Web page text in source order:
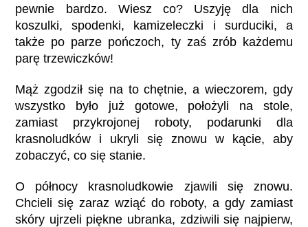
pewnie bardzo. Wiesz co? Uszyję dla nich
koszulki, spodenki, kamizeleczki i surduciki, a
także po parze pończoch, ty zaś zrób każdemu
parę trzewiczków!
Mąż zgodził się na to chętnie, a wieczorem, gdy
wszystko było już gotowe, położyli na stole,
zamiast przykrojonej roboty, podarunki dla
krasnoludków i ukryli się znowu w kącie, aby
zobaczyć, co się stanie.
O północy krasnoludkowie zjawili się znowu.
Chcieli się zaraz wziąć do roboty, a gdy zamiast
skóry ujrzeli piękne ubranka, zdziwili się najpierw,